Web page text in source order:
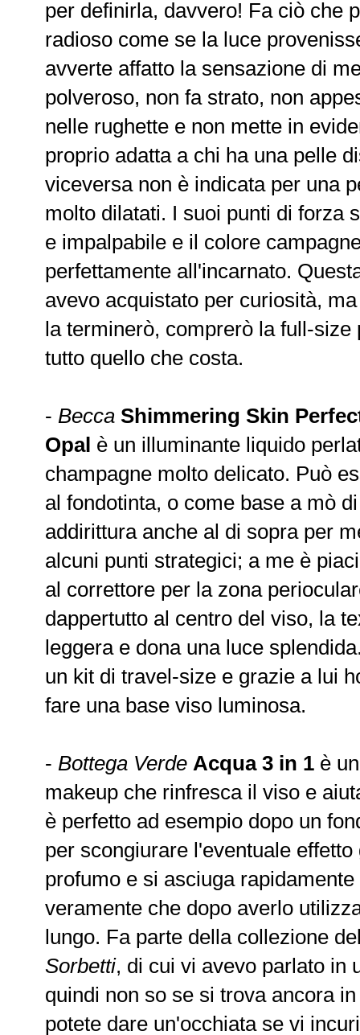
per definirla, davvero! Fa ciò che
radioso come se la luce
avverte affatto la sensazione di
polveroso, non fa strato, non
nelle rughette e non mette in
proprio adatta a chi ha una pelle
viceversa non è indicata per una
molto dilatati. I suoi punti di forza
e impalpabile e il colore
perfettamente all'incarnato.
avevo acquistato per curiosità,
la terminerò, comprerò la full-size
tutto quello che costa.
- Becca Shimmering Skin
Opal è un illuminante liquido
champagne molto delicato. Può
al fondotinta, o come base a mò
addirittura anche al di sopra per
alcuni punti strategici; a me è
al correttore per la zona
dappertutto al centro del viso, la
leggera e dona una luce
un kit di travel-size e grazie a lui
fare una base viso luminosa.
- Bottega Verde Acqua 3 in 1 è
makeup che rinfresca il viso e
è perfetto ad esempio dopo un
per scongiurare l'eventuale
profumo e si asciuga
veramente che dopo averlo
lungo. Fa parte della collezione
Sorbetti, di cui vi avevo parlato in
quindi non so se si trova ancora
potete dare un'occhiata se vi